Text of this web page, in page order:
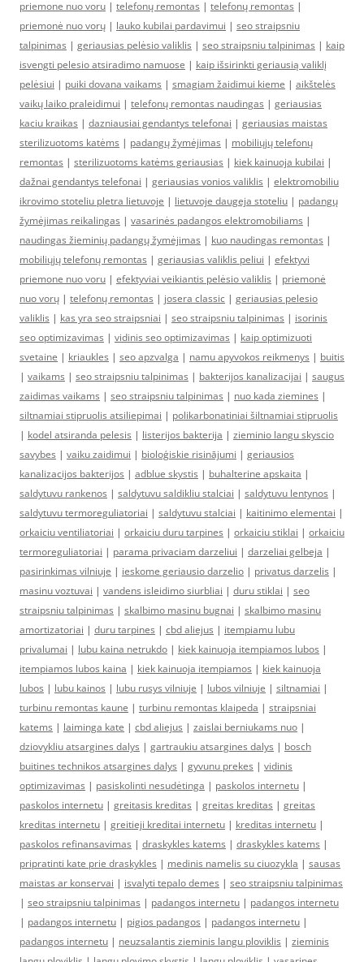
priemone nuo voru | telefonų remontas | telefonų remontas |
priemonė nuo vorų | lauko kubilai pardavimui | seo straipsniu
talpinimas | geriausias pelėsio valiklis | seo straipsniu talpinimas | kaip
isvengti pelesio atsiradimo namuose | kaip išsirinkti geriausią valiklį
pelėsiui | puiki dovana vaikams | smagiam žaidimui kieme | aikštelės
vaikų laiko praleidimui | telefonų remontas naudingas | geriausias
kaciu kraikas | dazniausiai gendantys telefonai | geriausias maistas
sterilizuotoms katėms | padangų žymėjimas | mobiliųjų telefonų
remontas | sterilizuotoms katėms geriausias | kiek kainuoja kubilai |
dažnai gendantys telefonai | geriausias vonios valiklis | elektromobiliu
ikrovimo stoteliu pletra lietuvoje | lietuvoje daugeja stoteliu | padangų
žymėjimas reikalingas | vasarinės padangos elektromobiliams |
naudingas žieminių padangų žymėjimas | kuo naudingas remontas |
mobiliųjų telefonų remontas | geriausias valiklis peliui | efektyvi
priemone nuo voru | efektyviai veikiantis pelėsio valiklis | priemonė
nuo vorų | telefonų remontas | josera classic | geriausias pelesio
valiklis | kas yra seo straipsniai | seo straipsniu talpinimas | isorinis
seo optimizavimas | vidinis seo optimizavimas | kaip optimizuoti
svetaine | kriaukles | seo apzvalga | namu apyvokos reikmenys | buitis
| vaikams | seo straipsniu talpinimas | bakterijos kanalizacijai | saugus
zaidimas vaikams | seo straipsniu talpinimas | nuo kada ziemines |
siltnamiai stipruolis atsiliepimai | polikarbonatiniai šiltnamiai stipruolis
| kodel atsiranda pelesis | listerijos bakterija | zieminio langu skyscio
savybes | vaiku zaidimui | bioloģiskie risinājumi | geriausios
kanalizacijos bakterijos | adblue skystis | buhalterine apskaita |
saldytuvu rankenos | saldytuvu saldikliu stalciai | saldytuvu lentynos |
saldytuvu termoreguliatoriai | saldytuvu stalciai | kaitinimo elementai |
orkaiciu ventiliatoriai | orkaiciu duru tarpines | orkaiciu stiklai | orkaiciu
termoreguliatoriai | parama privaciam darzeliui | darzeliai gelbeja |
pasirinkimas vilniuje | ieskome geriausio darzelio | privatus darzelis |
masinu voztuvai | vandens isleidimo siurbliai | duru stiklai | seo
straipsniu talpinimas | skalbimo masinu bugnai | skalbimo masinu
amortizatoriai | duru tarpines | cbd aliejus | itempiamu lubu
privalumai | lubu kaina netrukdo | kiek kainuoja itempiamos lubos |
itempiamos lubos kaina | kiek kainuoja itempiamos | kiek kainuoja
lubos | lubu kainos | lubu rusys vilniuje | lubos vilniuje | siltnamiai |
turbinu remontas kaune | turbinu remontas klaipeda | straipsniai
katems | laiminga kate | cbd aliejus | zaislai berniukams nuo |
dziovykliu atsargines dalys | gartraukiu atsargines dalys | bosch
buitines technikos atsargines dalys | gyvunu prekes | vidinis
optimizavimas | pasiskolinti nesudėtinga | paskolos internetu |
paskolos internetu | greitasis kreditas | greitas kreditas | greitas
kreditas internetu | greitieji kreditai internetu | kreditas internetu |
paskolos refinansavimas | draskykles katems | draskykles katems |
pripratinti kate prie draskykles | medinis namelis su ciuozykla | sausas
maistas ar konservai | isvalyti tepalo demes | seo straipsniu talpinimas
| seo straipsniu talpinimas | padangos internetu | padangos internetu
| padangos internetu | pigios padangos | padangos internetu |
padangos internetu | neuzsalantis zieminis langu ploviklis | zieminis